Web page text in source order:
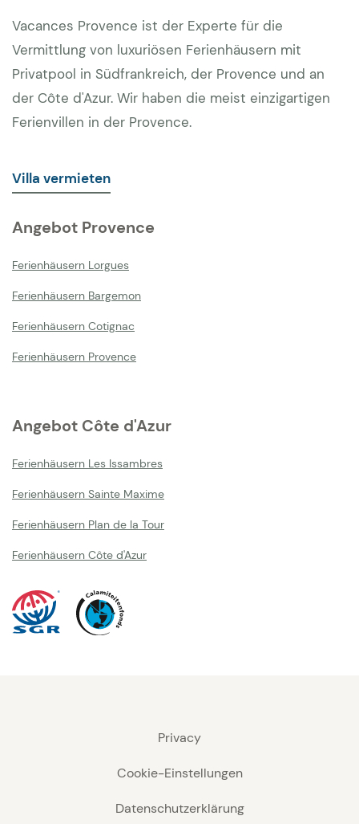
Vacances Provence ist der Experte für die
Vermittlung von luxuriösen Ferienhäusern mit
Privatpool in Südfrankreich, der Provence und an
der Côte d'Azur. Wir haben die meist einzigartigen
Ferienvillen in der Provence.
Villa vermieten
Angebot Provence
Ferienhäusern Lorgues
Ferienhäusern Bargemon
Ferienhäusern Cotignac
Ferienhäusern Provence
Angebot Côte d'Azur
Ferienhäusern Les Issambres
Ferienhäusern Sainte Maxime
Ferienhäusern Plan de la Tour
Ferienhäusern Côte d'Azur
Privacy
Cookie-Einstellungen
Datenschutzerklärung